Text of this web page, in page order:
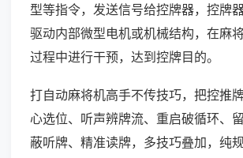
型等指令，发送信号给控牌器，控牌
驱动内部微型电机或机械结构，在麻
过程中进行干预，达到控牌目的。
打自动麻将机高手不传技巧，把控推
心选位、听声辨牌流、重启破循环、
蔽听牌、精准读牌，多技巧叠加，纯